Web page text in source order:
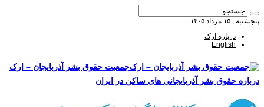
پنجشنبه , ۱۵ مرداد ۱۴۰۵
درباره ارک
English
جمعیت حقوق بشر آذربایجان – ارک
درباره حقوق بشر آذربایجانی های ساکن در ایران